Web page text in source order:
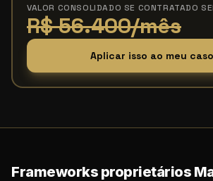
VALOR CONSOLIDADO SE CONTRATADO
R$ 56.400/mês
Aplicar isso ao meu
Frameworks proprietários